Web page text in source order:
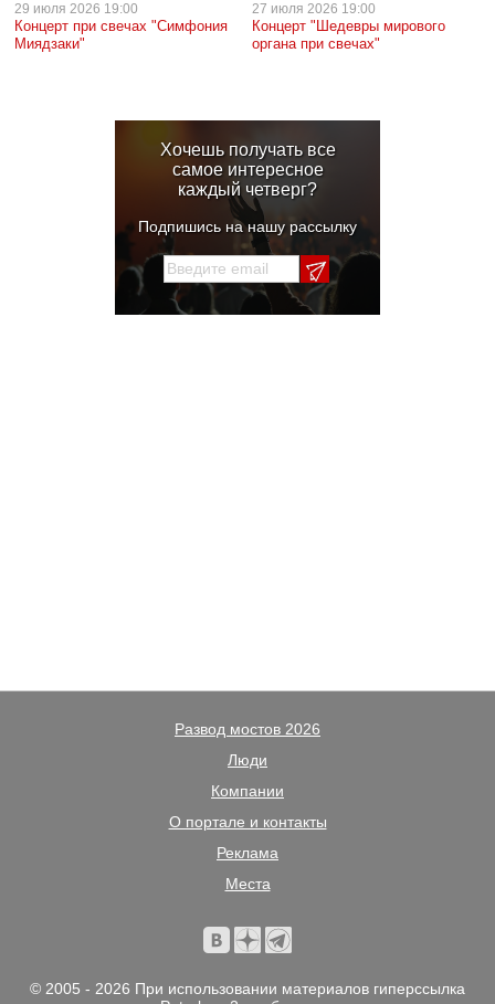
29 июля 2026 19:00
Концерт при свечах "Симфония
Миядзаки"
27 июля 2026 19:00
Концерт "Шедевры мирового
органа при свечах"
Хочешь получать все
самое интересное
каждый четверг?
Подпишись на нашу рассылку
Развод мостов 2026
Люди
Компании
О портале и контакты
Реклама
Места
© 2005 - 2026 При использовании материалов гиперссылка